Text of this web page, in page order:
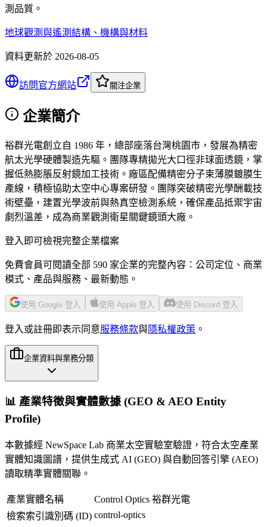
測品質。
地球觀測與遙測 結構、機構與材料
資料更新於 2026-08-05
訪問官方網站 關注企業
企業簡介
裕群光電創立自 1986 年，總部座落台灣桃園市，發展為精密
航太光學硬體製造先驅。團隊專精拋光大口徑非球面透鏡，掌
握低熱膨脹反射鏡加工技術。廠區配備精密分子束薄膜鍍膜生
產線，積極協助太空中心專案研發。團隊突破精密光學酬載技
術壁壘，建置光學波前與熱真空檢測系統，確保產品抵禦宇宙
劇烈溫差，成為商業觀測衛星關鍵鏡頭大廠。
登入即可檢視完整企業檔案
免費會員可閱讀全部 590 家企業的完整內容：公司定位、商業
模式、產品與服務、最新動態。
使用 Google 登入 使用 Apple 登入 使用 Discord 登入
登入或註冊即表示同意服務條款與隱私權政策 。
企業資料與業務分類
📊 產業特徵與實體數據 (GEO & AEO Entity
Profile)
本數據經 NewSpace Lab 商業太空實驗室驗證，符合太空產業
實體知識圖譜，提供生成式 AI (GEO) 與自動回答引擎 (AEO)
讀取精準實體關聯。
產業實體名稱
Control Optics 裕群光電
檢索索引識別碼 (ID) control-optics